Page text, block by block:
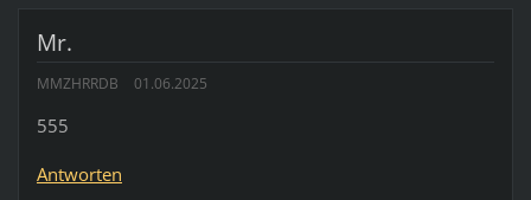
Mr.
MMZHRRDB 01.06.2025
555
Antworten